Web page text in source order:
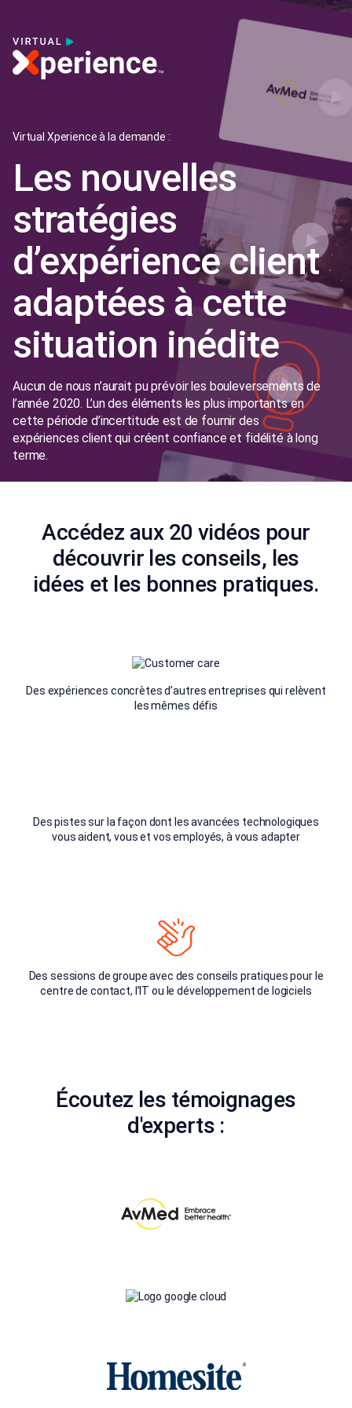
Virtual Xperience à la demande :
Les nouvelles
stratégies
d’expérience client
adaptées à cette
situation inédite
Aucun de nous n’aurait pu prévoir les bouleversements de
l’année 2020. L’un des éléments les plus importants en
cette période d’incertitude est de fournir des
expériences client qui créent confiance et fidélité à long
terme.
E-mail professionnel *
Téléphone *
Accédez aux 20 vidéos pour
découvrir les conseils, les
idées et les bonnes pratiques.
Des expériences concrètes d’autres entreprises qui relèvent
les mêmes défis
Des pistes sur la façon dont les avancées technologiques
vous aident, vous et vos employés, à vous adapter
Des sessions de groupe avec des conseils pratiques pour le
centre de contact, l’IT ou le développement de logiciels
Écoutez les témoignages
d'experts :